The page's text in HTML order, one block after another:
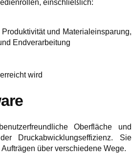
einschließlich:
und Materialeinsparung,
Endverarbeitung
wird
Oberfläche und
Druckabwicklungseffizienz. Sie
über verschiedene Wege.